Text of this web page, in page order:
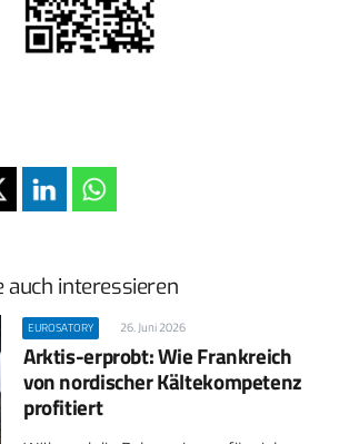
auch interessieren
EUROSATORY 26. Juni 2026
Arktis-erprobt: Wie Frankreich
von nordischer Kältekompetenz
profitiert